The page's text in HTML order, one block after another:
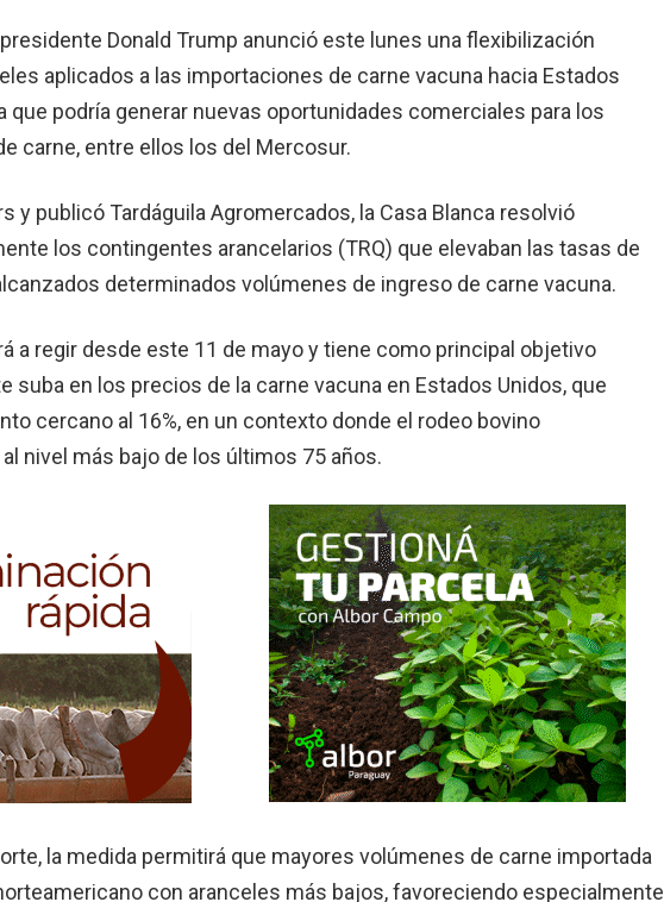
Donald Trump anunció este lunes una flexibilización
aplicados a las importaciones de carne vacuna hacia Estados
que podría generar nuevas oportunidades comerciales para los
carne, entre ellos los del Mercosur.
y publicó Tardáguila Agromercados, la Casa Blanca resolvió
los contingentes arancelarios (TRQ) que elevaban las tasas de
determinados volúmenes de ingreso de carne vacuna.
a regir desde este 11 de mayo y tiene como principal objetivo
suba en los precios de la carne vacuna en Estados Unidos, que
cercano al 16%, en un contexto donde el rodeo bovino
nivel más bajo de los últimos 75 años.
la medida permitirá que mayores volúmenes de carne importada
con aranceles más bajos, favoreciendo especialmente